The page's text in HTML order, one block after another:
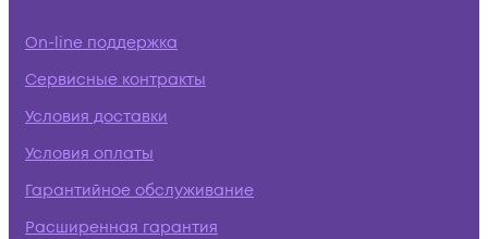
On-line поддержка
Сервисные контракты
Условия доставки
Условия оплаты
Гарантийное обслуживание
Расширенная гарантия